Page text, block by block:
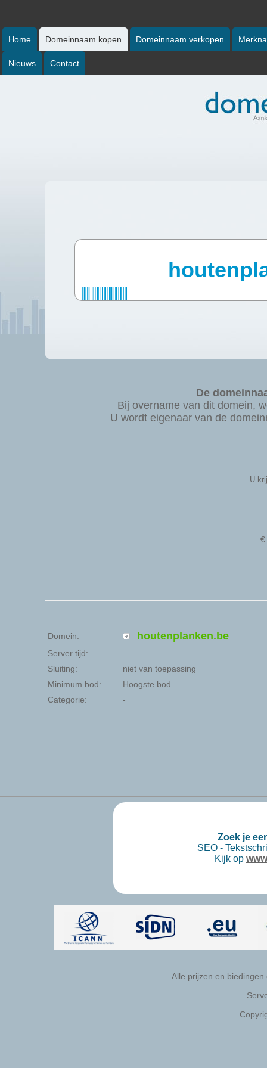
Home Domeinnaam kopen Domeinnaam verkopen
Nieuws Contact
De
Bij overname van dit domein,
U wordt eigenaar van de
U
€
Domein: houtenplanken.be
Server tijd:
Sluiting:
niet van toepassing
Minimum bod:
Hoogste bod
Categorie:
-
Zoek je
SEO -
Kijk op
Alle prijzen en